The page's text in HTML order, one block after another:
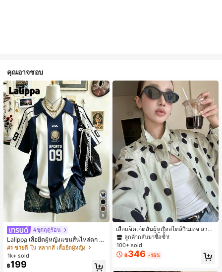
คุณอาจชอบ
9
#ชุดฤดูร้อน
Lalippa เสื้อยืดผู้หญิงแขนสั้นไหล่ตก ค
อวีปกเสื้อ ลายพิมพ์ดิจิทัลลายทาง สไตล์
สปอร์ตแฟชั่นมินิมอล ของขวัญสำหรับเ
พื่อน
#1 ขายดี ใน หลากสี เสื้อยืดผู้หญิง
1k+ sold
฿199
เสื้อแจ็คเก็ตสั้นผู้หญิงสไตล์วินเทจ ลายจุ
ดขนาดใหญ่ คอตั้ง เอวเข้ารูป แขนพอง
ทรงหลวม แฟชั่นอเนกประสงค์ สำหรับใ
ส่ประจำวันและไปเที่ยวพักผ่อน
#1 ขายดี ใน กระเป๋า เสื้อคลุมลำลอง
ลูกค้ากลับมาซื้อซ้ำ!
#1 ขายดี ใน กระเป๋า เสื้อคลุมลำลอง
ลูกค้ากลับมาซื้อซ้ำ!
#1 ขายดี ใน กระเป๋า เสื้อคลุมลำลอง
ลูกค้ากลับมาซื้อซ้ำ!
#1 ขายดี ใน กระเป๋า เสื้อคลุมลำลอง
ลูกค้ากลับมาซื้อซ้ำ!
100+ sold
฿346 -15%